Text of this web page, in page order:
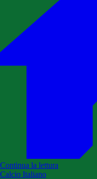
Continua la lettura
Calcio Italiano